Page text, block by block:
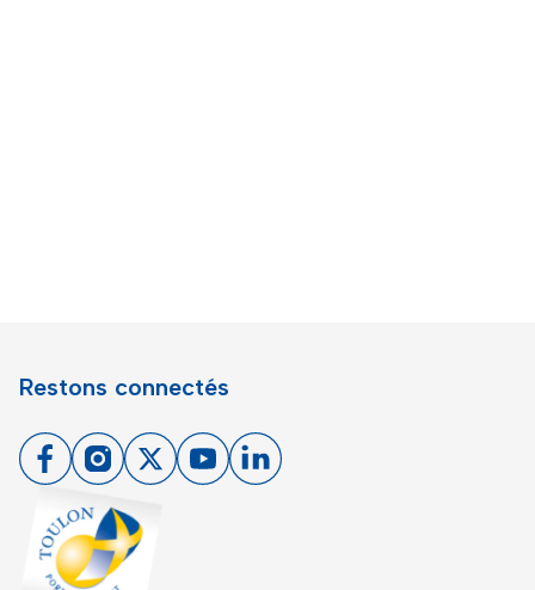
Restons connectés
FacebookInstagram
X YoutubeLinkedin